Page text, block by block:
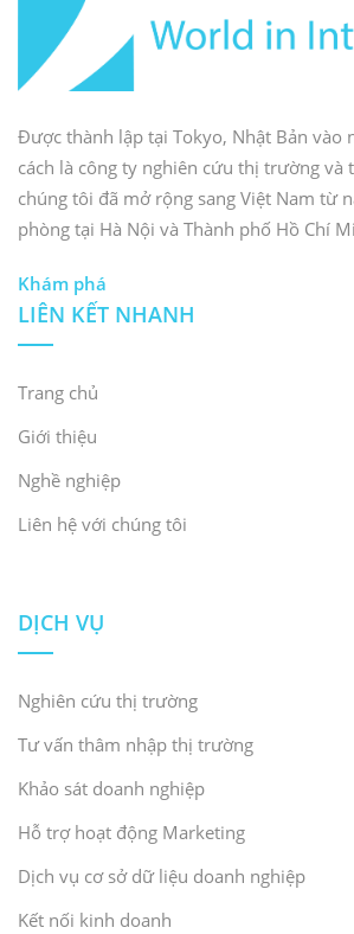
Được thành lập tại Tokyo, Nhật Bản vào
cách là công ty nghiên cứu thị trường và
chúng tôi đã mở rộng sang Việt Nam từ
phòng tại Hà Nội và Thành phố Hồ Chí
Khám phá
LIÊN KẾT NHANH
Trang chủ
Giới thiệu
Nghề nghiệp
Liên hệ với chúng tôi
DỊCH VỤ
Nghiên cứu thị trường
Tư vấn thâm nhập thị trường
Khảo sát doanh nghiệp
Hỗ trợ hoạt động Marketing
Dịch vụ cơ sở dữ liệu doanh nghiệp
Kết nối kinh doanh